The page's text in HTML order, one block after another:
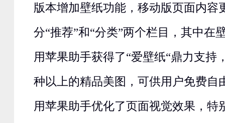
版本增加壁纸功能，移动版页面内容
分“推荐”和“分类”两个栏目，其中在
用苹果助手获得了“爱壁纸“鼎力支持
种以上的精品美图，可供用户免费自
用苹果助手优化了页面视觉效果，特